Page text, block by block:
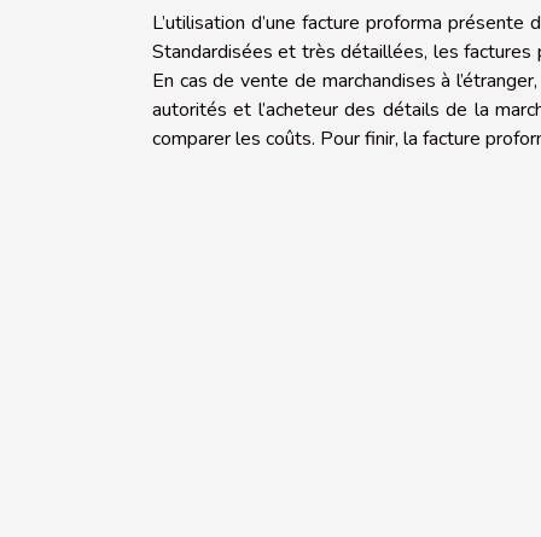
L’utilisation d’une facture proforma
Standardisées et très détaillées, les
En cas de vente de marchandises à
autorités et l’acheteur des détails de la
comparer les coûts. Pour finir, la facture